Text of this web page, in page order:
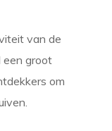
van de
een groot
om